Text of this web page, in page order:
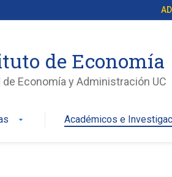
de Economía
de Economía y Administración UC
arrow_drop_down Académicos e